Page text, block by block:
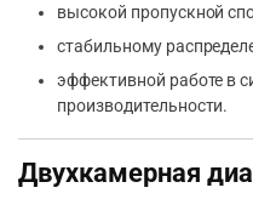
высокой пропускной
стабильному
эффективной работе в
производительности.
Двухкамерная